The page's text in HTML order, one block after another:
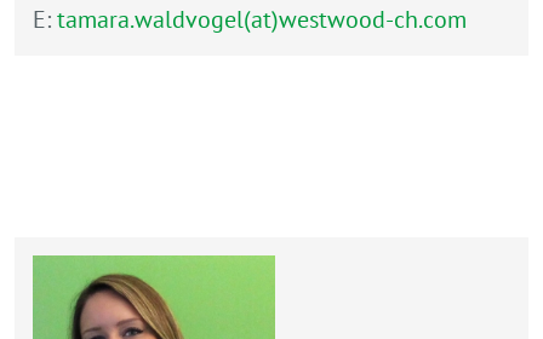
E:tamara.waldvogel(at)westwood-ch.com